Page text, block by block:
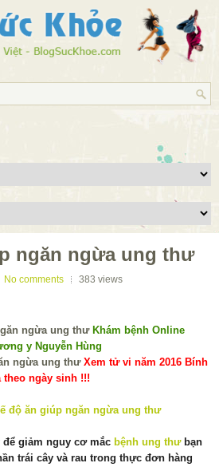
ngăn ngừa ung thư
No comments 383 views
Khám bệnh Online
y Nguyễn Hùng
Xem tử vi năm 2016 Bính
theo ngày sinh !!!
giảm nguy cơ mắc bệnh ung thưbạn
trái cây và rau trong thực đơn hàng